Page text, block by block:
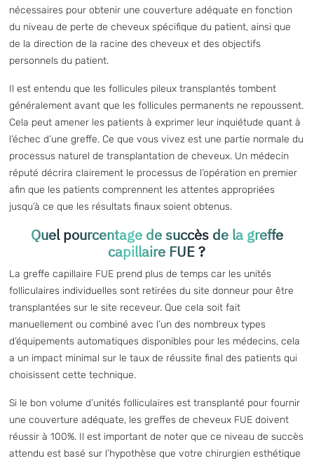
nécessaires pour obtenir une couverture adéquate en fonction
du niveau de perte de cheveux spécifique du patient, ainsi que
de la direction de la racine des cheveux et des objectifs
personnels du patient.
Il est entendu que les follicules pileux transplantés tombent
généralement avant que les follicules permanents ne repoussent.
Cela peut amener les patients à exprimer leur inquiétude quant à
l’échec d’une greffe. Ce que vous vivez est une partie normale du
processus naturel de transplantation de cheveux. Un médecin
réputé décrira clairement le processus de l’opération en premier
afin que les patients comprennent les attentes appropriées
jusqu’à ce que les résultats finaux soient obtenus.
Quel pourcentage de succès de la greffe
capillaire FUE ?
La greffe capillaire FUE prend plus de temps car les unités
folliculaires individuelles sont retirées du site donneur pour être
transplantées sur le site receveur. Que cela soit fait
manuellement ou combiné avec l’un des nombreux types
d’équipements automatiques disponibles pour les médecins, cela
a un impact minimal sur le taux de réussite final des patients qui
choisissent cette technique.
Si le bon volume d’unités folliculaires est transplanté pour fournir
une couverture adéquate, les greffes de cheveux FUE doivent
réussir à 100%. Il est important de noter que ce niveau de succès
attendu est basé sur l’hypothèse que votre chirurgien esthétique